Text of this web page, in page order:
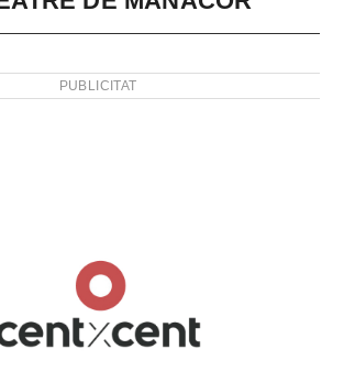
PUBLICITAT